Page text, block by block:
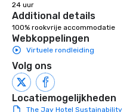
24 uur
Additional details
100% rookvrije accommodatie
Webkoppelingen
Virtuele rondleiding
Volg ons
Locatiemogelijkheden
The Jay Hotel Sustainability